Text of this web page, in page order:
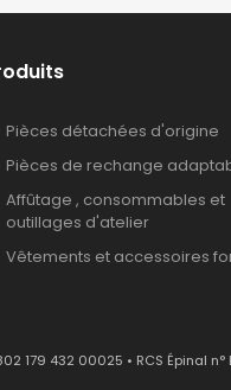
Pièces détachées d'origine
Pièces de rechange
Affûtage , consommables et
outillages d'atelier
Vêtements et accessoires
179 432 00025 • RCS Épinal n°